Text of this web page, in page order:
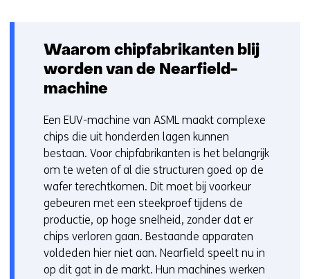
Waarom chipfabrikanten blij
worden van de Nearfield-
machine
Een EUV-machine van ASML maakt complexe
chips die uit honderden lagen kunnen
bestaan. Voor chipfabrikanten is het belangrijk
om te weten of al die structuren goed op de
wafer terechtkomen. Dit moet bij voorkeur
gebeuren met een steekproef tijdens de
productie, op hoge snelheid, zonder dat er
chips verloren gaan. Bestaande apparaten
voldeden hier niet aan. Nearfield speelt nu in
op dit gat in de markt. Hun machines werken